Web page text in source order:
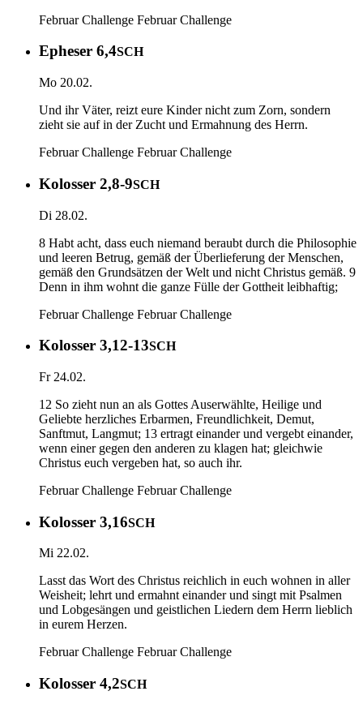
Februar Challenge Februar Challenge
Epheser 6,4SCH
Mo 20.02.
Und ihr Väter, reizt eure Kinder nicht zum Zorn, sondern
zieht sie auf in der Zucht und Ermahnung des Herrn.
Februar Challenge Februar Challenge
Kolosser 2,8-9SCH
Di 28.02.
8 Habt acht, dass euch niemand beraubt durch die Philosophie
und leeren Betrug, gemäß der Überlieferung der Menschen,
gemäß den Grundsätzen der Welt und nicht Christus gemäß. 9
Denn in ihm wohnt die ganze Fülle der Gottheit leibhaftig;
Februar Challenge Februar Challenge
Kolosser 3,12-13SCH
Fr 24.02.
12 So zieht nun an als Gottes Auserwählte, Heilige und
Geliebte herzliches Erbarmen, Freundlichkeit, Demut,
Sanftmut, Langmut; 13 ertragt einander und vergebt einander,
wenn einer gegen den anderen zu klagen hat; gleichwie
Christus euch vergeben hat, so auch ihr.
Februar Challenge Februar Challenge
Kolosser 3,16SCH
Mi 22.02.
Lasst das Wort des Christus reichlich in euch wohnen in aller
Weisheit; lehrt und ermahnt einander und singt mit Psalmen
und Lobgesängen und geistlichen Liedern dem Herrn lieblich
in eurem Herzen.
Februar Challenge Februar Challenge
Kolosser 4,2SCH